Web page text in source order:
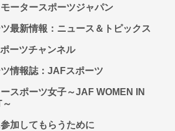
ータースポーツジャパン
最新情報：ニュース＆トピックス
ーツチャンネル
情報誌：JAFスポーツ
スポーツ女子～JAF WOMEN IN
加してもらうために